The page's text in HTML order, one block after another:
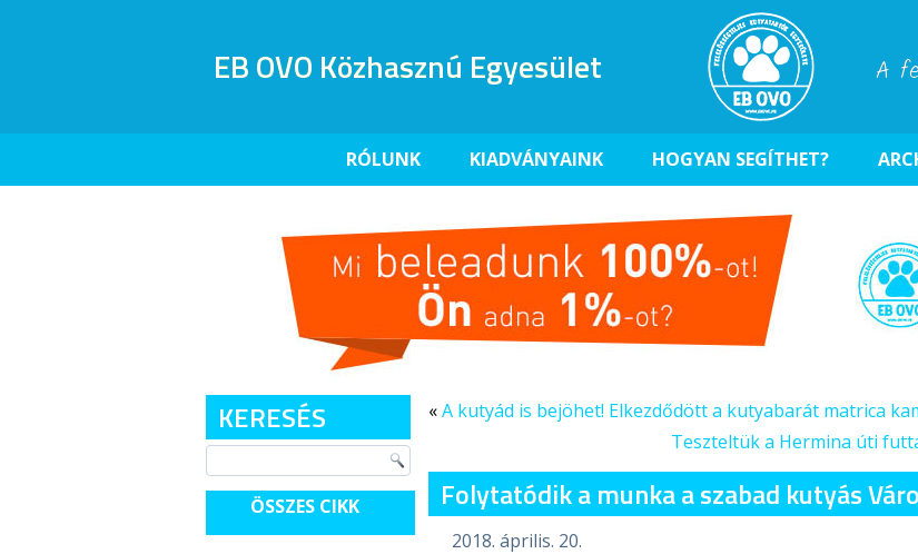
EB OVO Közhasznú Egyesület A
RÓLUNK KIADVÁNYAINK HOGYAN SEGÍTHET?
KERESÉS
ÖSSZES CIKK
«A kutyád is bejöhet! Elkezdődött a kutyabarát matrica
Teszteltük a Hermina úti
Folytatódik a munka a szabad kutyás
2018. április. 20.